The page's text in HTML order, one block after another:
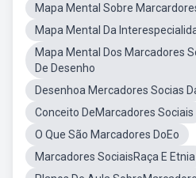
Mapa Mental Sobre
Mapa Mental Da
Mapa Mental Dos Marcadores
De Desenho
Desenhoa Mercadores Socias
Conceito DeMarcadores Sociais
O Que São Marcadores DoEo
Marcadores SociaisRaça E Etnia